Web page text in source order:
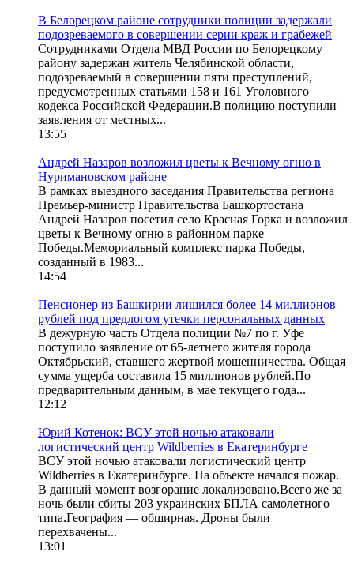
В Белорецком районе сотрудники полиции задержали
подозреваемого в совершении серии краж и грабежей
Сотрудниками Отдела МВД России по Белорецкому
району задержан житель Челябинской области,
подозреваемый в совершении пяти преступлений,
предусмотренных статьями 158 и 161 Уголовного
кодекса Российской Федерации.В полицию поступили
заявления от местных...
13:55
Андрей Назаров возложил цветы к Вечному огню в
Нуримановском районе
В рамках выездного заседания Правительства региона
Премьер-министр Правительства Башкортостана
Андрей Назаров посетил село Красная Горка и возложил
цветы к Вечному огню в районном парке
Победы.Мемориальный комплекс парка Победы,
созданный в 1983...
14:54
Пенсионер из Башкирии лишился более 14 миллионов
рублей под предлогом утечки персональных данных
В дежурную часть Отдела полиции №7 по г. Уфе
поступило заявление от 65-летнего жителя города
Октябрьский, ставшего жертвой мошенничества. Общая
сумма ущерба составила 15 миллионов рублей.По
предварительным данным, в мае текущего года...
12:12
Юрий Котенок: ВСУ этой ночью атаковали
логистический центр Wildberries в Екатеринбурге
ВСУ этой ночью атаковали логистический центр
Wildberries в Екатеринбурге. На объекте начался пожар.
В данный момент возгорание локализовано.Всего же за
ночь были сбиты 203 украинских БПЛА самолетного
типа.География — обширная. Дроны были
перехвачены...
13:01